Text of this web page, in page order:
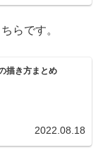
らです。
描き方まとめ
2022.08.18